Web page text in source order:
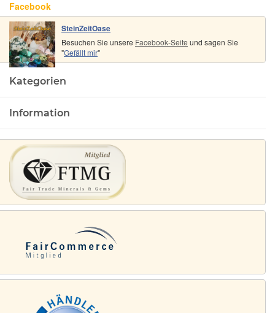
Facebook
SteinZeitOase
Besuchen Sie unsere Facebook-Seite und sagen Sie
"Gefällt mir"
Kategorien
Information